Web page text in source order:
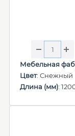
Мебельная
Цвет: Снежный
Длина (мм):